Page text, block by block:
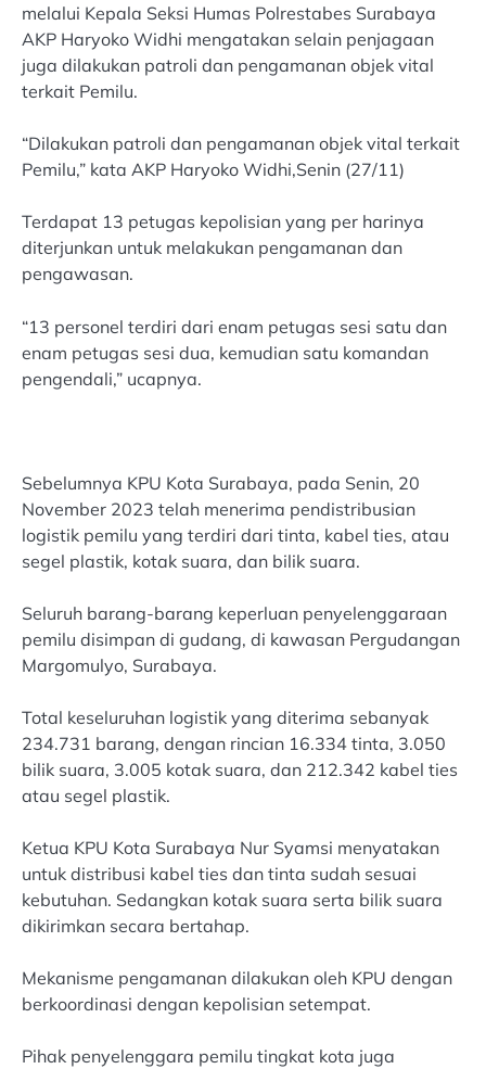
melalui Kepala Seksi Humas Polrestabes Surabaya
AKP Haryoko Widhi mengatakan selain penjagaan
juga dilakukan patroli dan pengamanan objek vital
terkait Pemilu.
“Dilakukan patroli dan pengamanan objek vital terkait
Pemilu,” kata AKP Haryoko Widhi,Senin (27/11)
Terdapat 13 petugas kepolisian yang per harinya
diterjunkan untuk melakukan pengamanan dan
pengawasan.
“13 personel terdiri dari enam petugas sesi satu dan
enam petugas sesi dua, kemudian satu komandan
pengendali,” ucapnya.
Sebelumnya KPU Kota Surabaya, pada Senin, 20
November 2023 telah menerima pendistribusian
logistik pemilu yang terdiri dari tinta, kabel ties, atau
segel plastik, kotak suara, dan bilik suara.
Seluruh barang-barang keperluan penyelenggaraan
pemilu disimpan di gudang, di kawasan Pergudangan
Margomulyo, Surabaya.
Total keseluruhan logistik yang diterima sebanyak
234.731 barang, dengan rincian 16.334 tinta, 3.050
bilik suara, 3.005 kotak suara, dan 212.342 kabel ties
atau segel plastik.
Ketua KPU Kota Surabaya Nur Syamsi menyatakan
untuk distribusi kabel ties dan tinta sudah sesuai
kebutuhan. Sedangkan kotak suara serta bilik suara
dikirimkan secara bertahap.
Mekanisme pengamanan dilakukan oleh KPU dengan
berkoordinasi dengan kepolisian setempat.
Pihak penyelenggara pemilu tingkat kota juga